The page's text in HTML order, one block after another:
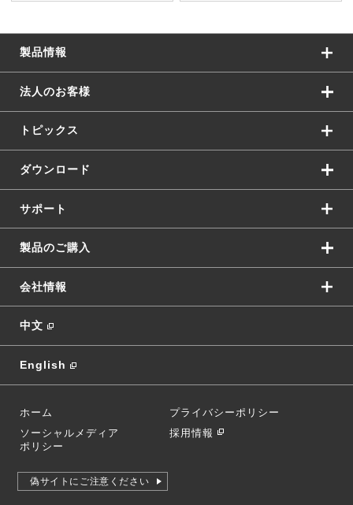
製品情報
法人のお客様
トピックス
ダウンロード
サポート
製品のご購入
会社情報
中文
English
ホーム
プライバシーポリシー
ソーシャルメディア
ポリシー
採用情報
偽サイトにご注意ください